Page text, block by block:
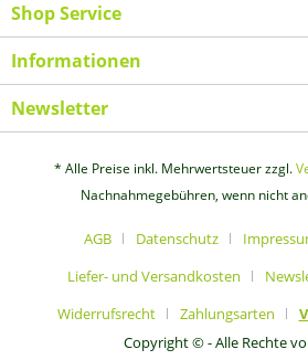
Shop Service
Informationen
Newsletter
* Alle Preise inkl. Mehrwertsteuer zzgl.
Nachnahmegebühren, wenn nicht
AGB Datenschutz
Liefer- und Versandkosten
Widerrufsrecht
Zahlungsarten
Copyright © - Alle Rechte